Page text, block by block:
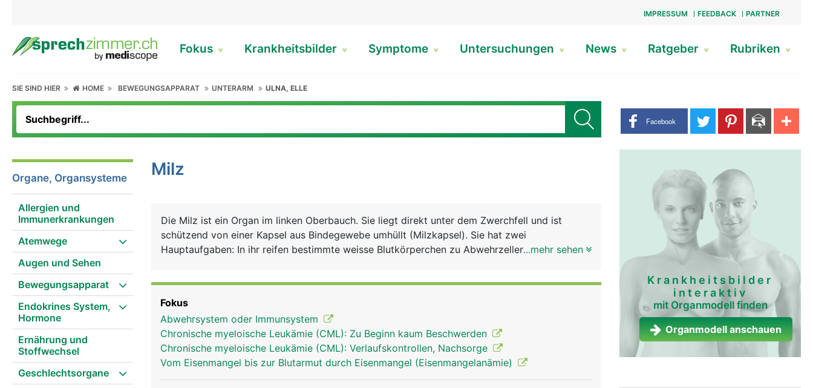
IMPRESSUM FEEDBACK PARTNER
Fokus Krankheitsbilder Symptome Untersuchungen News Ratgeber Rubriken
SIE SIND HIER HOME BEWEGUNGSAPPARAT UNTERARM ULNA, ELLE
Share buttons
Facebook
Organe, Organsysteme
Allergien und
Immunerkrankungen
Atemwege
Augen und Sehen
Bewegungsapparat
Endokrines System,
Hormone
Ernährung und
Stoffwechsel
Geschlechtsorgane
Milz
Die Milz ist ein Organ im linken Oberbauch. Sie liegt direkt unter dem Zwerchfell und ist
schützend von einer Kapsel aus Bindegewebe umhüllt (Milzkapsel). Sie hat zwei
Hauptaufgaben: In ihr reifen bestimmte weisse Blutkörperchen zu Abwehrzellen des
aussortiert und abgebaut.
...mehr sehen
Fokus
Abwehrsystem oder Immunsystem
Chronische myeloische Leukämie (CML): Zu Beginn kaum Beschwerden
Chronische myeloische Leukämie (CML): Verlaufskontrollen, Nachsorge
Vom Eisenmangel bis zur Blutarmut durch Eisenmangel (Eisenmangelanämie)
Krankheitsbilder
interaktiv
mit Organmodell finden
Organmodell anschauen